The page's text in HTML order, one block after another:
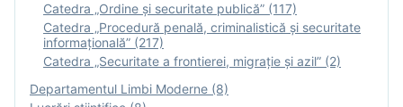
Catedra „Ordine și securitate publică” (117)
Catedra „Procedură penală, criminalistică și securitate
informațională” (217)
Catedra „Securitate a frontierei, migrație și azil” (2)
Departamentul Limbi Moderne (8)